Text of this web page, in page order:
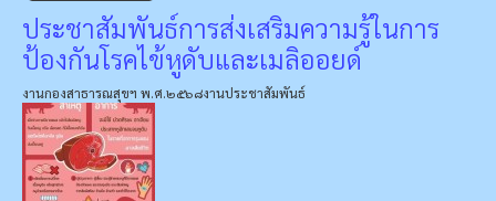
ประชาสัมพันธ์การส่งเสริมความรู้ในการ
ป้องกันโรคไข้หูดับและเมลิออยด์
งานกองสาธารณสุขฯ พ.ศ.๒๕๖๘งานประชาสัมพันธ์